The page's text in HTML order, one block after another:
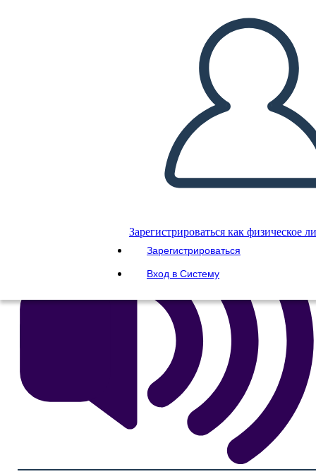
Зарегистрироваться как физическое
Зарегистрироваться
Вход в Систему
Конференция 12
Скопируйте эту раскадровку
СОЗДАТЬ РАСКАДРОВКУ
ВОСПРОИЗВЕСТИ СЛАЙД-ШОУ
ПОЧИТАЙ МНЕ